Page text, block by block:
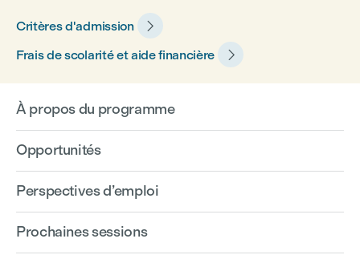
Critères d'admission 
Frais de scolarité et aide financière 
À propos du programme
Opportunités
Perspectives d’emploi
Prochaines sessions